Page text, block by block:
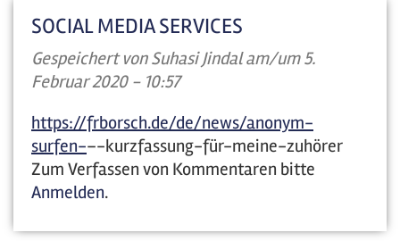
SOCIAL MEDIA SERVICES
Gespeichert vonSuhasi Jindalam/um 5.
Februar 2020 - 10:57
https://frborsch.de/de/news/anonym-
surfen-–-kurzfassung-für-meine-zuhörer
Zum Verfassen von Kommentaren bitte
Anmelden.